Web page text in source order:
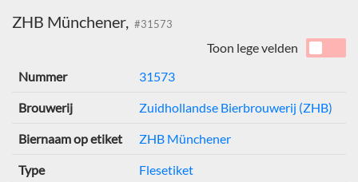
ZHB Münchener, #31573
Toon lege velden
Nummer
31573
Brouwerij Zuidhollandse Bierbrouwerij (ZHB)
Biernaam op etiket ZHB Münchener
Type Flesetiket